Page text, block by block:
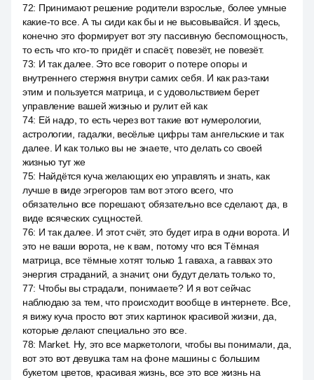
72: Принимают решение родители взрослые, более умные
какие-то все. А ты сиди как бы и не высовывайся. И здесь,
конечно это формирует вот эту пассивную беспомощность,
то есть что кто-то придёт и спасёт, повезёт, не повезёт.
73: И так далее. Это все говорит о потере опоры и
внутреннего стержня внутри самих себя. И как раз-таки
этим и пользуется матрица, и с удовольствием берет
управление вашей жизнью и рулит ей как
74: Ей надо, то есть через вот такие вот нумерологии,
астрологии, гадалки, весёлые цифры там ангельские и так
далее. И как только вы не знаете, что делать со своей
жизнью тут же
75: Найдётся куча желающих ею управлять и знать, как
лучше в виде эгрегоров там вот этого всего, что
обязательно все порешают, обязательно все сделают, да, в
виде всяческих сущностей.
76: И так далее. И этот счёт, это будет игра в одни ворота. И
это не ваши ворота, не к вам, потому что вся Тёмная
матрица, все тёмные хотят только 1 гаваха, а гаввах это
энергия страданий, а значит, они будут делать только то,
77: Чтобы вы страдали, понимаете? И я вот сейчас
наблюдаю за тем, что происходит вообще в интернете. Все,
я вижу куча просто вот этих картинок красивой жизни, да,
которые делают специально это все.
78: Market. Ну, это все маркетологи, чтобы вы понимали, да,
вот это вот девушка там на фоне машины с большим
букетом цветов, красивая жизнь, все это все жизнь на